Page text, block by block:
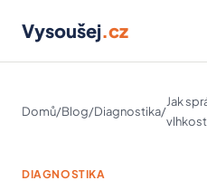
Vysoušej.cz
Domů/Blog/Diagnostika/
Jak
DIAGNOSTIKA